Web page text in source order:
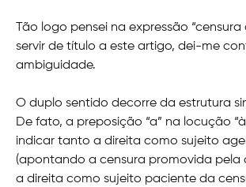
Tão logo pensei na expressão
servir de título a este artigo, dei-me
ambiguidade.
O duplo sentido decorre da estrutura
De fato, a preposição “a” na locução
indicar tanto a direita como sujeito
(apontando a censura promovida pela
a direita como sujeito paciente da